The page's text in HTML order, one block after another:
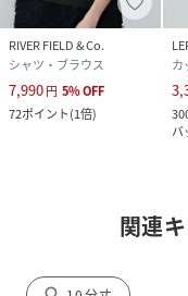
RIVER FIELD & Co.
シャツ・ブラウス
7,990円 5%OFF
72ポイント(1倍)
カ
バ
関連